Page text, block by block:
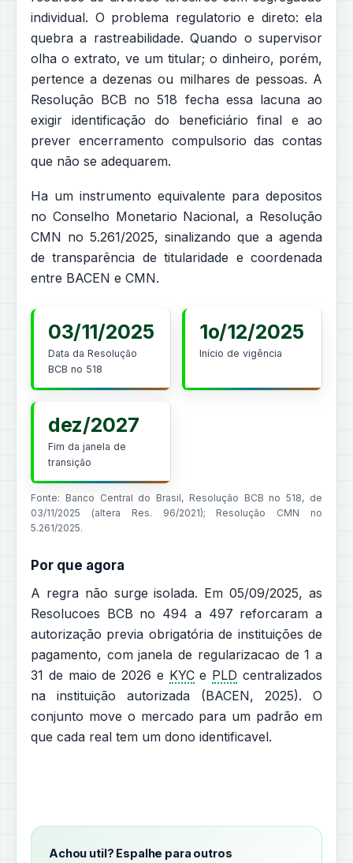
individual. O problema regulatorio e direto: ela
quebra a rastreabilidade. Quando o supervisor
olha o extrato, ve um titular; o dinheiro, porém,
pertence a dezenas ou milhares de pessoas. A
Resolução BCB no 518 fecha essa lacuna ao
exigir identificação do beneficiário final e ao
prever encerramento compulsorio das contas
que não se adequarem.
Ha um instrumento equivalente para depositos
no Conselho Monetario Nacional, a Resolução
CMN no 5.261/2025, sinalizando que a agenda
de transparência de titularidade e coordenada
entre BACEN e CMN.
03/11/2025
Data da Resolução
BCB no 518
1o/12/2025
Início de vigência
dez/2027
Fim da janela de
transição
Fonte: Banco Central do Brasil, Resolução BCB no 518, de
03/11/2025 (altera Res. 96/2021); Resolução CMN no
5.261/2025.
Por que agora
A regra não surge isolada. Em 05/09/2025, as
Resolucoes BCB no 494 a 497 reforcaram a
autorização previa obrigatória de instituições de
pagamento, com janela de regularizacao de 1 a
31 de maio de 2026 e KYCe PLD centralizados
na instituição autorizada (BACEN, 2025). O
conjunto move o mercado para um padrão em
que cada real tem um dono identificavel.
Achou util? Espalhe para outros